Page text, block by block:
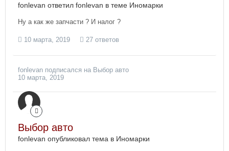
fonlevan ответил fonlevan в теме Иномарки
Ну а как же запчасти ? И налог ?
10 марта, 2019 27 ответов
fonlevan подписался на Выбор авто
10 марта, 2019
Выбор авто
fonlevan опубликовал тема в Иномарки